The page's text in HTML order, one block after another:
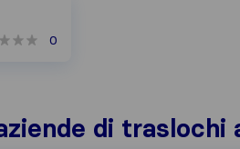
0
di traslochi